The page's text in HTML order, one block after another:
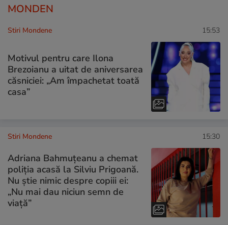
MONDEN
Stiri Mondene 15:53
Motivul pentru care Ilona
Brezoianu a uitat de aniversarea
căsniciei: „Am împachetat toată
casa”
Stiri Mondene 15:30
Adriana Bahmuțeanu a chemat
poliția acasă la Silviu Prigoană.
Nu știe nimic despre copiii ei:
„Nu mai dau niciun semn de
viață”